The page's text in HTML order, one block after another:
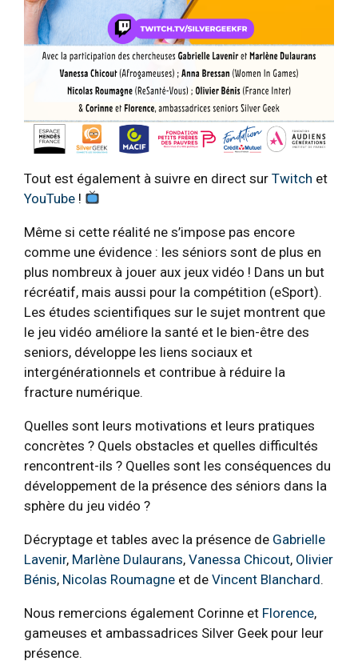
Tout est également à suivre en direct sur Twitch et
YouTube !
Même si cette réalité ne s’impose pas encore
comme une évidence : les séniors sont de plus en
plus nombreux à jouer aux jeux vidéo ! Dans un but
récréatif, mais aussi pour la compétition (eSport).
Les études scientifiques sur le sujet montrent que
le jeu vidéo améliore la santé et le bien-être des
seniors, développe les liens sociaux et
intergénérationnels et contribue à réduire la
fracture numérique.
Quelles sont leurs motivations et leurs pratiques
concrètes ? Quels obstacles et quelles difficultés
rencontrent-ils ? Quelles sont les conséquences du
développement de la présence des séniors dans la
sphère du jeu vidéo ?
Décryptage et tables avec la présence de Gabrielle
Lavenir, Marlène Dulaurans, Vanessa Chicout, Olivier
Bénis, Nicolas Roumagne et de Vincent Blanchard.
Nous remercions également Corinne et Florence,
gameuses et ambassadrices Silver Geek pour leur
présence.